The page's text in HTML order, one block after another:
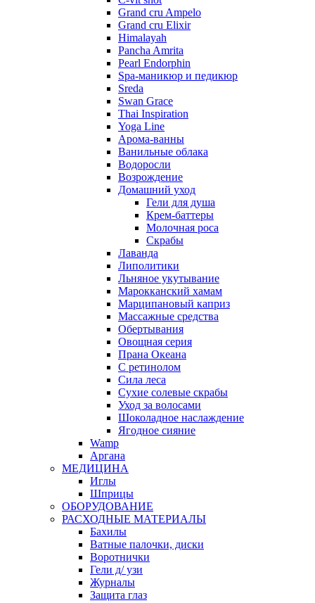
Grand cru Ampelo
Grand сru Elixir
Himalayah
Pancha Amrita
Pearl Endorphin
Spa-маникюр и педикюр
Sreda
Swan Grace
Thai Inspiration
Yoga Line
Арома-ванны
Ванильные облака
Водоросли
Возрождение
Домашний уход
Гели для душа
Крем-баттеры
Молочная роса
Скрабы
Лаванда
Липолитики
Льняное укутывание
Марокканский хамам
Марципановый каприз
Массажные средства
Обертывания
Овощная серия
Прана Океана
С ретинолом
Сила леса
Сухие солевые скрабы
Уход за волосами
Шоколадное наслаждение
Ягодное сияние
Wamp
Аргана
МЕДИЦИНА
Иглы
Шприцы
ОБОРУДОВАНИЕ
РАСХОДНЫЕ МАТЕРИАЛЫ
Бахилы
Ватные палочки, диски
Воротнички
Гели д/ узи
Журналы
Защита глаз